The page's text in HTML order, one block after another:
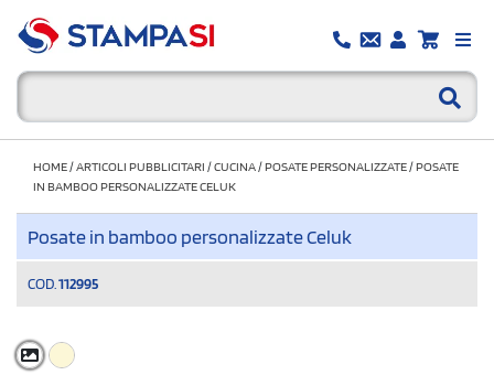
HOME/ARTICOLI PUBBLICITARI /CUCINA/POSATE PERSONALIZZATE/POSATE
IN BAMBOO PERSONALIZZATE CELUK
Posate in bamboo personalizzate Celuk
COD. 112995